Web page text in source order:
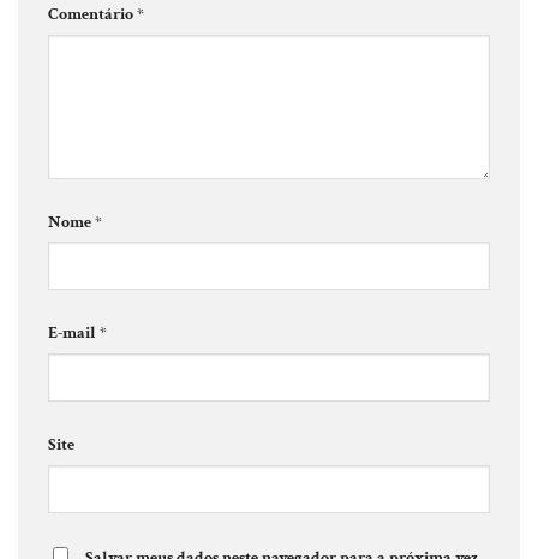
Comentário*
Nome*
E-mail *
Site